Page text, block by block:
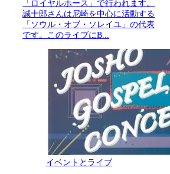
「ロイヤルホース」で行われます。
誠十郎さんは尼崎を中心に活動する
「ソウル・オブ・ソレイユ」の代表
です。このライブにB...
イベントとライブ